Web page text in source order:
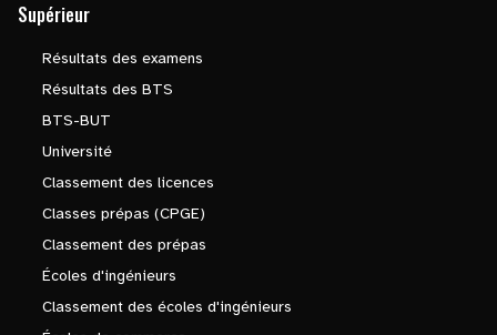
Supérieur
Résultats des examens
Résultats des BTS
BTS-BUT
Université
Classement des licences
Classes prépas (CPGE)
Classement des prépas
Écoles d'ingénieurs
Classement des écoles d'ingénieurs